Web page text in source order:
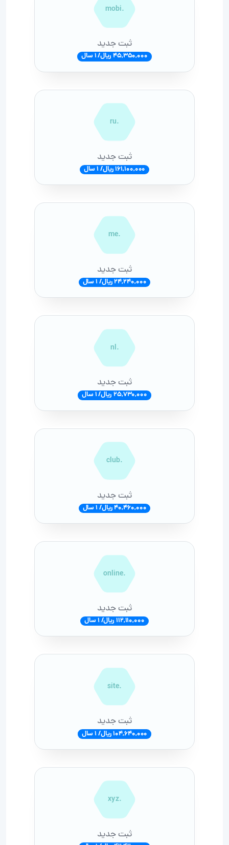
.mobi
ثبت جدید
45,350,000 ریال/ 1 سال
.ru
ثبت جدید
161,100,000 ریال/ 1 سال
.me
ثبت جدید
24,240,000 ریال/ 1 سال
.nl
ثبت جدید
25,730,000 ریال/ 1 سال
.club
ثبت جدید
40,460,000 ریال/ 1 سال
.online
ثبت جدید
112,110,000 ریال/ 1 سال
.site
ثبت جدید
104,640,000 ریال/ 1 سال
.xyz
ثبت جدید